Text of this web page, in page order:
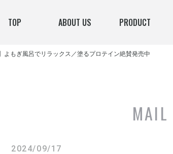
TOP ABOUT US PRODUCT
よもぎ風呂でリラックス／塗るプロテイン絶賛発売中
MAIL
2024/09/17